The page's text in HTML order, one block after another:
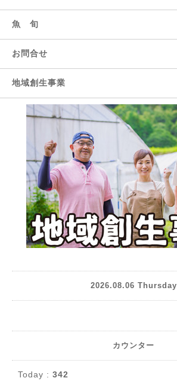
魚 旬
お問合せ
地域創生事業
2026.08.06 Thursday
カウンター
Today : 342